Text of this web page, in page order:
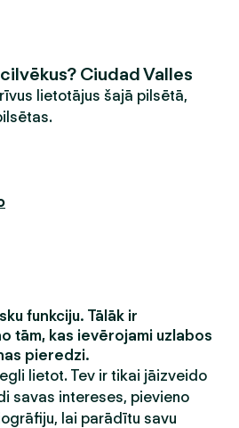
Ciudad Valles
lietotājus šajā pilsētā,
funkciju. Tālāk ir
tām, kas ievērojami uzlabos
pieredzi.
lietot. Tev ir tikai jāizveido
savas intereses, pievieno
lai parādītu savu